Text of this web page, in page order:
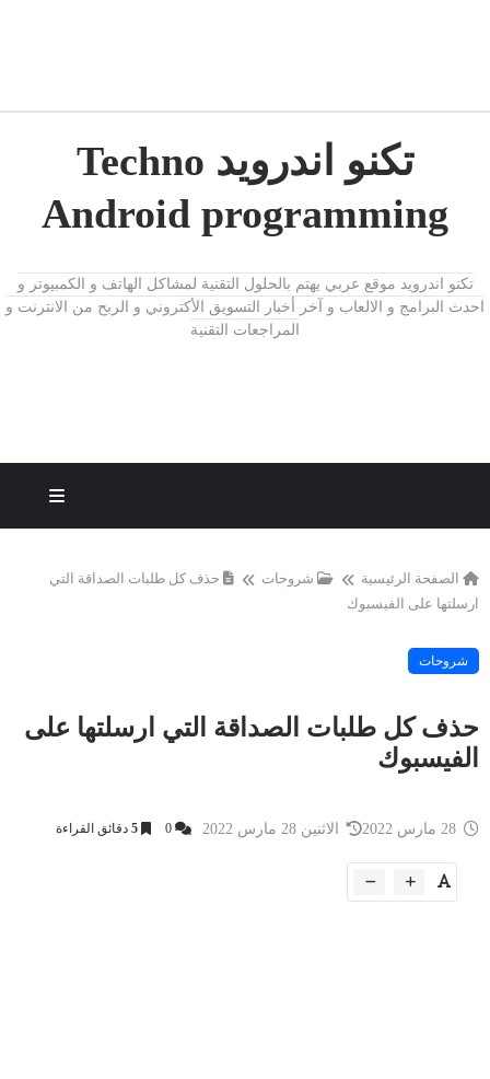
تكنو اندرويد Techno
Android programming
تكنو اندرويد موقع عربي يهتم بالحلول التقنية لمشاكل الهاتف و الكمبيوتر و
احدث البرامج و الالعاب و آخر أخبار التسويق الأكتروني و الربح من الانترنت و
المراجعات التقنية
الصفحة الرئيسية شروحات
حذف كل طلبات الصداقة التي
ارسلتها على الفيسبوك
شروحات
حذف كل طلبات الصداقة التي ارسلتها على
الفيسبوك
الاثنين 28 مارس 2022 0
5 دقائق القراءة